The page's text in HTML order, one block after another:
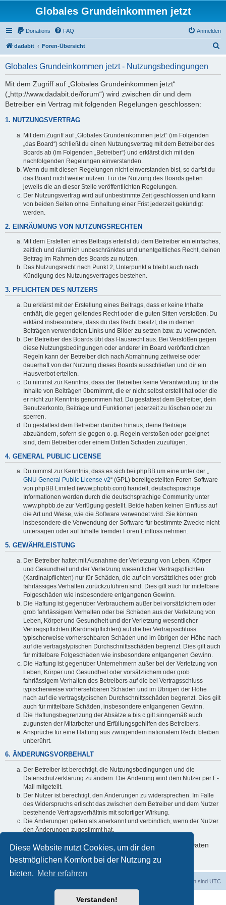
Diese Website nutzt Cookies, um dir den
bestmöglichen Komfort bei der Nutzung zu
bieten. Mehr erfahren
Verstanden!
Globales Grundeinkommen jetzt
Donations FAQ Anmelden
dadabit Foren-Übersicht
Globales Grundeinkommen jetzt - Nutzungsbedingungen
Mit dem Zugriff auf „Globales Grundeinkommen jetzt“
(„http://www.dadabit.de/forum“) wird zwischen dir und dem
Betreiber ein Vertrag mit folgenden Regelungen geschlossen:
1. NUTZUNGSVERTRAG
Mit dem Zugriff auf „Globales Grundeinkommen jetzt“ (im Folgenden
„das Board“) schließt du einen Nutzungsvertrag mit dem Betreiber des
Boards ab (im Folgenden „Betreiber“) und erklärst dich mit den
nachfolgenden Regelungen einverstanden.
Wenn du mit diesen Regelungen nicht einverstanden bist, so darfst du
das Board nicht weiter nutzen. Für die Nutzung des Boards gelten
jeweils die an dieser Stelle veröffentlichten Regelungen.
Der Nutzungsvertrag wird auf unbestimmte Zeit geschlossen und kann
von beiden Seiten ohne Einhaltung einer Frist jederzeit gekündigt
werden.
2. EINRÄUMUNG VON NUTZUNGSRECHTEN
Mit dem Erstellen eines Beitrags erteilst du dem Betreiber ein einfaches,
zeitlich und räumlich unbeschränktes und unentgeltliches Recht, deinen
Beitrag im Rahmen des Boards zu nutzen.
Das Nutzungsrecht nach Punkt 2, Unterpunkt a bleibt auch nach
Kündigung des Nutzungsvertrages bestehen.
3. PFLICHTEN DES NUTZERS
Du erklärst mit der Erstellung eines Beitrags, dass er keine Inhalte
enthält, die gegen geltendes Recht oder die guten Sitten verstoßen. Du
erklärst insbesondere, dass du das Recht besitzt, die in deinen
Beiträgen verwendeten Links und Bilder zu setzen bzw. zu verwenden.
Der Betreiber des Boards übt das Hausrecht aus. Bei Verstößen gegen
diese Nutzungsbedingungen oder anderer im Board veröffentlichten
Regeln kann der Betreiber dich nach Abmahnung zeitweise oder
dauerhaft von der Nutzung dieses Boards ausschließen und dir ein
Hausverbot erteilen.
Du nimmst zur Kenntnis, dass der Betreiber keine Verantwortung für die
Inhalte von Beiträgen übernimmt, die er nicht selbst erstellt hat oder die
er nicht zur Kenntnis genommen hat. Du gestattest dem Betreiber, dein
Benutzerkonto, Beiträge und Funktionen jederzeit zu löschen oder zu
sperren.
Du gestattest dem Betreiber darüber hinaus, deine Beiträge
abzuändern, sofern sie gegen o. g. Regeln verstoßen oder geeignet
sind, dem Betreiber oder einem Dritten Schaden zuzufügen.
4. GENERAL PUBLIC LICENSE
Du nimmst zur Kenntnis, dass es sich bei phpBB um eine unter der „
GNU General Public License v2“ (GPL) bereitgestellten Foren-Software
von phpBB Limited (www.phpbb.com) handelt; deutschsprachige
Informationen werden durch die deutschsprachige Community unter
www.phpbb.de zur Verfügung gestellt. Beide haben keinen Einfluss auf
die Art und Weise, wie die Software verwendet wird. Sie können
insbesondere die Verwendung der Software für bestimmte Zwecke nicht
untersagen oder auf Inhalte fremder Foren Einfluss nehmen.
5. GEWÄHRLEISTUNG
Der Betreiber haftet mit Ausnahme der Verletzung von Leben, Körper
und Gesundheit und der Verletzung wesentlicher Vertragspflichten
(Kardinalpflichten) nur für Schäden, die auf ein vorsätzliches oder grob
fahrlässiges Verhalten zurückzuführen sind. Dies gilt auch für mittelbare
Folgeschäden wie insbesondere entgangenen Gewinn.
Die Haftung ist gegenüber Verbrauchern außer bei vorsätzlichem oder
grob fahrlässigem Verhalten oder bei Schäden aus der Verletzung von
Leben, Körper und Gesundheit und der Verletzung wesentlicher
Vertragspflichten (Kardinalpflichten) auf die bei Vertragsschluss
typischerweise vorhersehbaren Schäden und im übrigen der Höhe nach
auf die vertragstypischen Durchschnittsschäden begrenzt. Dies gilt auch
für mittelbare Folgeschäden wie insbesondere entgangenen Gewinn.
Die Haftung ist gegenüber Unternehmern außer bei der Verletzung von
Leben, Körper und Gesundheit oder vorsätzlichem oder grob
fahrlässigem Verhalten des Betreibers auf die bei Vertragsschluss
typischerweise vorhersehbaren Schäden und im Übrigen der Höhe
nach auf die vertragstypischen Durchschnittsschäden begrenzt. Dies gilt
auch für mittelbare Schäden, insbesondere entgangenen Gewinn.
Die Haftungsbegrenzung der Absätze a bis c gilt sinngemäß auch
zugunsten der Mitarbeiter und Erfüllungsgehilfen des Betreibers.
Ansprüche für eine Haftung aus zwingendem nationalem Recht bleiben
unberührt.
6. ÄNDERUNGSVORBEHALT
Der Betreiber ist berechtigt, die Nutzungsbedingungen und die
Datenschutzerklärung zu ändern. Die Änderung wird dem Nutzer per E-
Mail mitgeteilt.
Der Nutzer ist berechtigt, den Änderungen zu widersprechen. Im Falle
des Widerspruchs erlischt das zwischen dem Betreiber und dem Nutzer
bestehende Vertragsverhältnis mit sofortiger Wirkung.
Die Änderungen gelten als anerkannt und verbindlich, wenn der Nutzer
den Änderungen zugestimmt hat.
Informationen über den Umgang mit deinen persönlichen Daten
sind in der Datenschutzerklärung enthalten.
Alle Zeiten sind UTC
Powered byphpBB® Forum Software © phpBB Limited